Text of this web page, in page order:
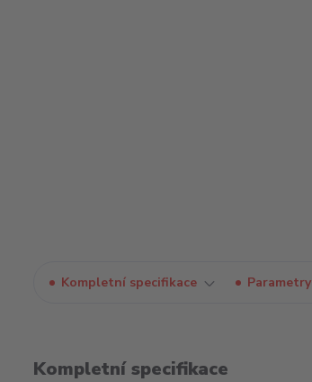
Kompletní specifikace Parametry
Kompletní specifikace